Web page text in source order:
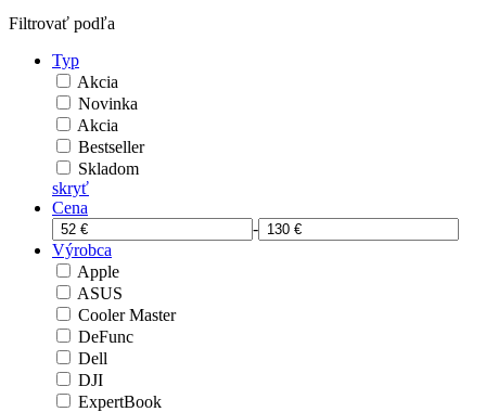
Filtrovať podľa
Typ
Akcia
Novinka
Akcia
Bestseller
Skladom
skryť
Cena
-
Výrobca
Apple
ASUS
Cooler Master
DeFunc
Dell
DJI
ExpertBook